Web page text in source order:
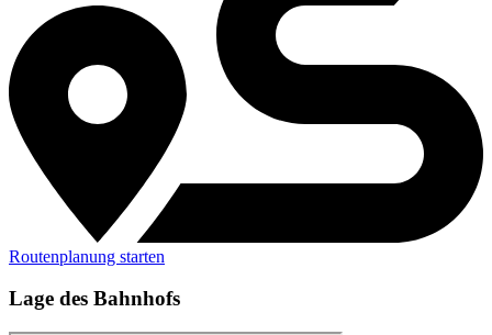
Routenplanung starten
Lage des Bahnhofs